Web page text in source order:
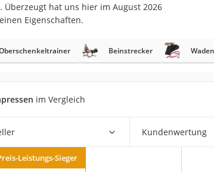
hat uns hier im August 2026
Eigenschaften.
Beinstrecker
im Vergleich
Kundenwertung
Leistungs-Sieger